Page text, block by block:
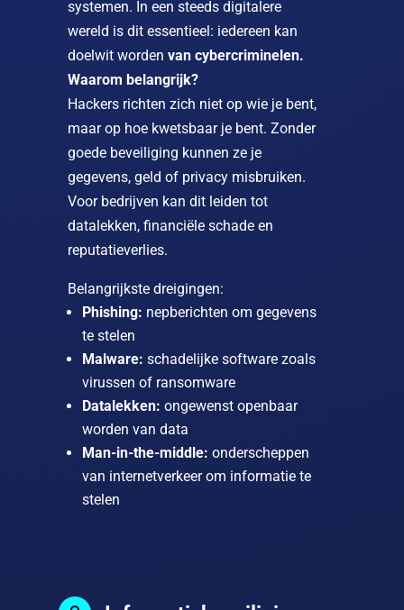
systemen. In een steeds digitalere
wereld is dit essentieel: iedereen kan
doelwit worden van cybercriminelen.
Waarom belangrijk?
Hackers richten zich niet op wie je bent,
maar op hoe kwetsbaar je bent. Zonder
goede beveiliging kunnen ze je
gegevens, geld of privacy misbruiken.
Voor bedrijven kan dit leiden tot
datalekken, financiële schade en
reputatieverlies.
Belangrijkste dreigingen:
Phishing: nepberichten om gegevens
te stelen
Malware: schadelijke software zoals
virussen of ransomware
Datalekken: ongewenst openbaar
worden van data
Man-in-the-middle: onderscheppen
van internetverkeer om informatie te
stelen